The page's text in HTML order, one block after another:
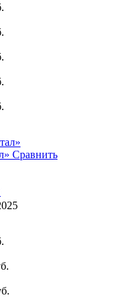
Сравнить